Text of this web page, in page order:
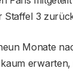
3
Monate